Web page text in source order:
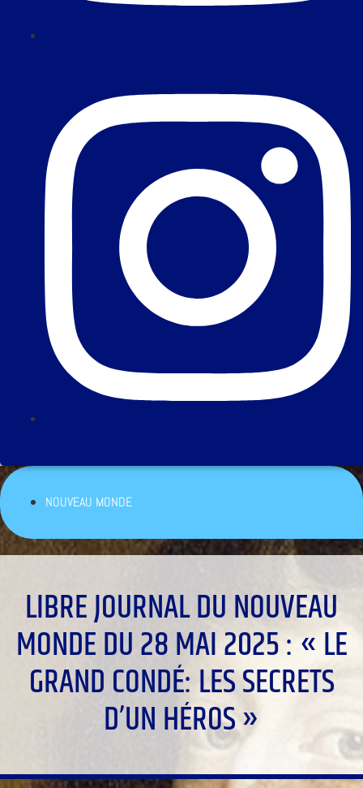
NOUVEAU MONDE
LIBRE JOURNAL DU NOUVEAU
MONDE DU 28 MAI 2025 : « LE
GRAND CONDÉ: LES SECRETS
D’UN HÉROS »